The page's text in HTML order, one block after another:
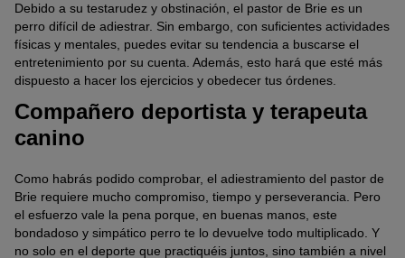
Debido a su testarudez y obstinación, el pastor de Brie es un
perro difícil de adiestrar. Sin embargo, con suficientes actividades
físicas y mentales, puedes evitar su tendencia a buscarse el
entretenimiento por su cuenta. Además, esto hará que esté más
dispuesto a hacer los ejercicios y obedecer tus órdenes.
Compañero deportista y terapeuta
canino
Como habrás podido comprobar, el adiestramiento del pastor de
Brie requiere mucho compromiso, tiempo y perseverancia. Pero
el esfuerzo vale la pena porque, en buenas manos, este
bondadoso y simpático perro te lo devuelve todo multiplicado. Y
no solo en el deporte que practiquéis juntos, sino también a nivel